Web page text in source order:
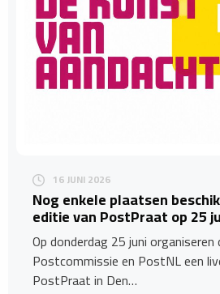
16 JUNI 2026
Nog enkele plaatsen
editie van PostPraat op 25
Op donderdag 25 juni organiseren
Postcommissie en PostNL een
PostPraat in Den…